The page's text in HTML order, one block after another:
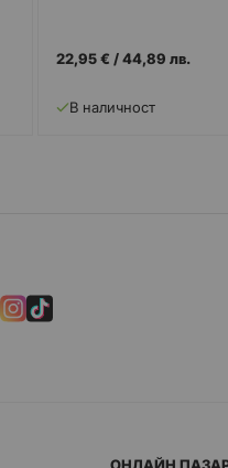
22,95 € /44,89 лв.
В наличност